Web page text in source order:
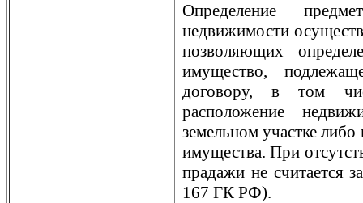
Определение
недвижимости
позволяющих
имущество,
договору, в том
расположение
земельном участке
имущества. При
прадажи не считается
167 ГК РФ).